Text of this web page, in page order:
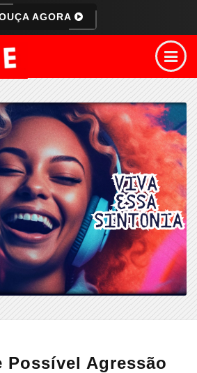
AGORA
Possível Agressão